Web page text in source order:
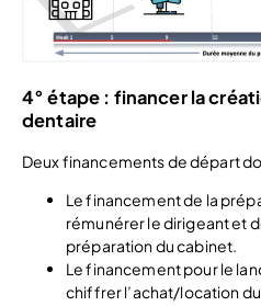
4° étape : financer la
dentaire
Deux financements de départ
Le financement de la
rémunérer le dirigeant et
préparation du cabinet.
Le financement pour le
chiffrer l’achat/location